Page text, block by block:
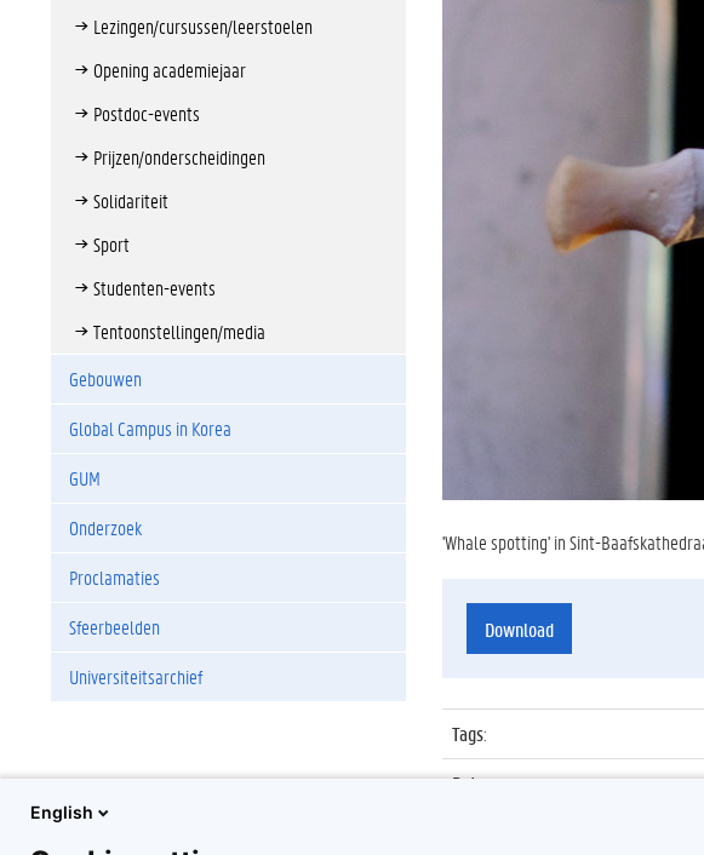
Lezingen/cursussen/leerstoelen
Opening academiejaar
Postdoc-events
Prijzen/onderscheidingen
Solidariteit
Sport
Studenten-events
Tentoonstellingen/media
Gebouwen
Global Campus in Korea
GUM
Onderzoek
Proclamaties
Sfeerbeelden
Universiteitsarchief
'Whale spotting' in Sint-
Download
Tags:
Datum:
English